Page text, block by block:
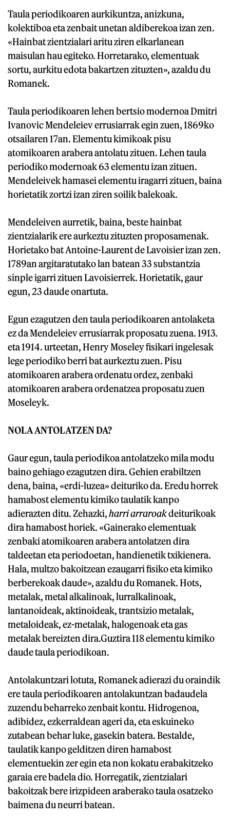
Taula periodikoaren aurkikuntza, anizkuna,
kolektiboa eta zenbait unetan aldiberekoa izan zen.
«Hainbat zientzialari aritu ziren elkarlanean
maisulan hau egiteko. Horretarako, elementuak
sortu, aurkitu edota bakartzen zituzten», azaldu du
Romanek.
Taula periodikoaren lehen bertsio modernoa Dmitri
Ivanovic Mendeleiev errusiarrak egin zuen, 1869ko
otsailaren 17an. Elementu kimikoak pisu
atomikoaren arabera antolatu zituen. Lehen taula
periodiko modernoak 63 elementu izan zituen.
Mendeleivek hamasei elementu iragarri zituen, baina
horietatik zortzi izan ziren soilik balekoak.
Mendeleiven aurretik, baina, beste hainbat
zientzialarik ere aurkeztu zituzten proposamenak.
Horietako bat Antoine-Laurent de Lavoisier izan zen.
1789an argitaratutako lan batean 33 substantzia
sinple igarri zituen Lavoisierrek. Horietatik, gaur
egun, 23 daude onartuta.
Egun ezagutzen den taula periodikoaren antolaketa
ez da Mendeleiev errusiarrak proposatu zuena. 1913.
eta 1914. urteetan, Henry Moseley fisikari ingelesak
lege periodiko berri bat aurkeztu zuen. Pisu
atomikoaren arabera ordenatu ordez, zenbaki
atomikoaren arabera ordenatzea proposatu zuen
Moseleyk.
NOLA ANTOLATZEN DA?
Gaur egun, taula periodikoa antolatzeko mila modu
baino gehiago ezagutzen dira. Gehien erabiltzen
dena, baina, «erdi-luzea» deituriko da. Eredu horrek
hamabost elementu kimiko taulatik kanpo
adierazten ditu. Zehazki,harri arraroakdeiturikoak
dira hamabost horiek. «Gainerako elementuak
zenbaki atomikoaren arabera antolatzen dira
taldeetan eta periodoetan, handienetik txikienera.
Hala, multzo bakoitzean ezaugarri fisiko eta kimiko
berberekoak daude», azaldu du Romanek. Hots,
metalak, metal alkalinoak, lurralkalinoak,
lantanoideak, aktinoideak, trantsizio metalak,
metaloideak, ez-metalak, halogenoak eta gas
metalak bereizten dira.Guztira 118 elementu kimiko
daude taula periodikoan.
Antolakuntzari lotuta, Romanek adierazi du oraindik
ere taula periodikoaren antolakuntzan badaudela
zuzendu beharreko zenbait kontu. Hidrogenoa,
adibidez, ezkerraldean ageri da, eta eskuineko
zutabean behar luke, gasekin batera. Bestalde,
taulatik kanpo gelditzen diren hamabost
elementuekin zer egin eta non kokatu erabakitzeko
garaia ere badela dio. Horregatik, zientzialari
bakoitzak bere irizpideen araberako taula osatzeko
baimena du neurri batean.